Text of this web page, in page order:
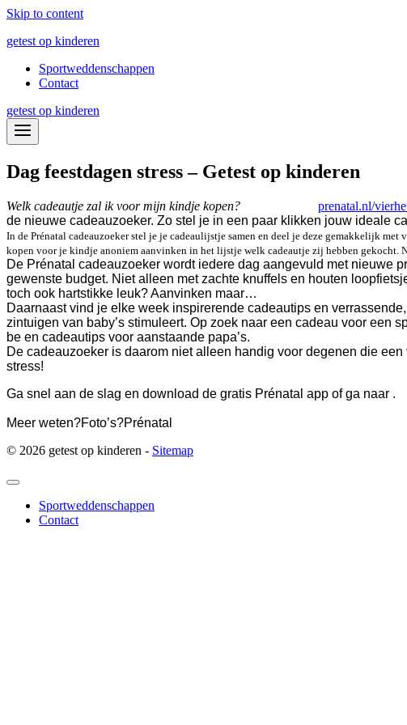
Skip to content
getest op kinderen
Sportweddenschappen
Contact
getest op kinderen
Dag feestdagen stress – Getest op kinderen
Welk cadeautje zal ik voor mijn kindje kopen? prenatal.nl/
de nieuwe cadeauzoeker. Zo stel je in een paar klikken jouw ideale
In de Prénatal cadeauzoeker stel je je cadeaulijstje samen en deel je deze gemakkelijk
kopen voor je kindje anoniem aanvinken in het lijstje welk cadeautje zij hebben gekocht.
De Prénatal cadeauzoeker wordt iedere dag aangevuld met nieuwe
gewenste budget. Niet alleen met zachte knuffels en houten
toch ook hartstikke leuk? Aanvinken maar…
Daarnaast vind je elke week inspirerende cadeautips en
zintuigen van baby’s stimuleert. Op zoek naar een cadeau voor een
be en cadeautips voor aanstaande papa’s.
De cadeauzoeker is daarom niet alleen handig voor degenen die
stress!
Ga snel aan de slag en download de gratis Prénatal app of ga naar .
Meer weten?Foto’s?Prénatal
© 2026 getest op kinderen - Sitemap
Sportweddenschappen
Contact